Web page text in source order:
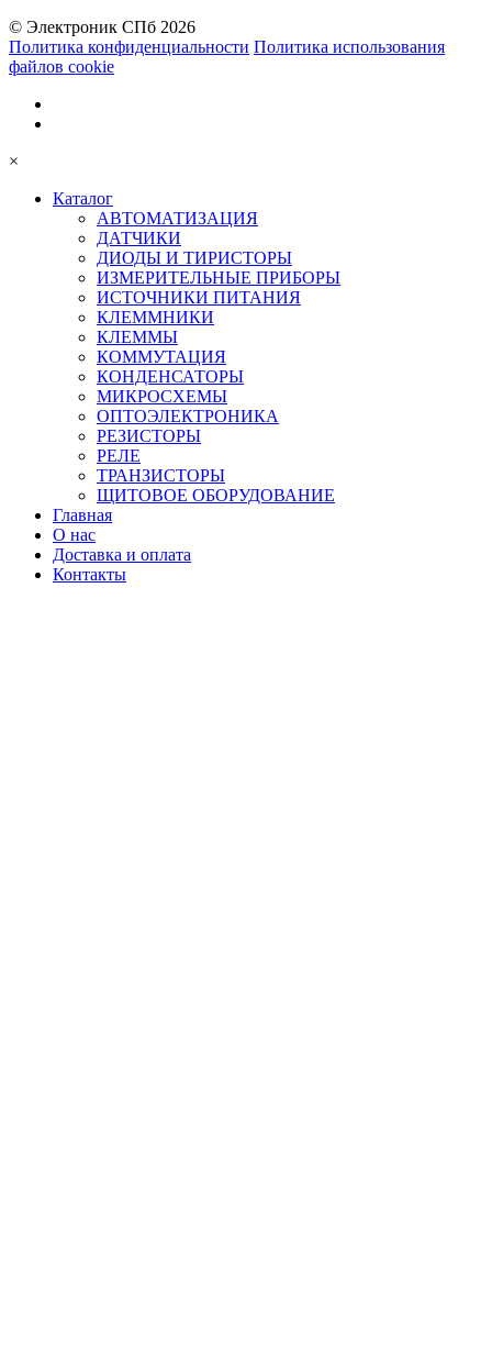
© Электроник СПб 2026
Политика конфиденциальности Политика использования
файлов cookie
×
Каталог
АВТОМАТИЗАЦИЯ
ДАТЧИКИ
ДИОДЫ И ТИРИСТОРЫ
ИЗМЕРИТЕЛЬНЫЕ ПРИБОРЫ
ИСТОЧНИКИ ПИТАНИЯ
КЛЕММНИКИ
КЛЕММЫ
КОММУТАЦИЯ
КОНДЕНСАТОРЫ
МИКРОСХЕМЫ
ОПТОЭЛЕКТРОНИКА
РЕЗИСТОРЫ
РЕЛЕ
ТРАНЗИСТОРЫ
ЩИТОВОЕ ОБОРУДОВАНИЕ
Главная
О нас
Доставка и оплата
Контакты